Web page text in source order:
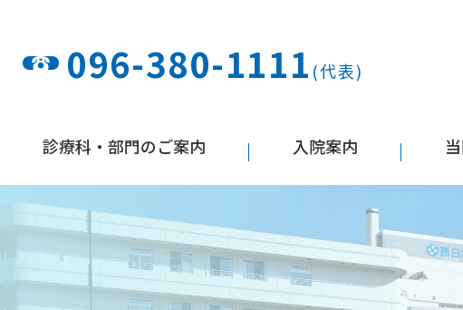
096-380-1111 (代表)
診療科・部門のご案内 入院案内